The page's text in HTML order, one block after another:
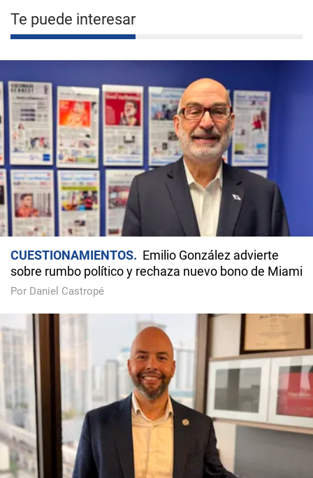
Te puede interesar
CUESTIONAMIENTOS
Emilio González advierte
sobre rumbo político y rechaza nuevo bono de Miami
Por Daniel Castropé